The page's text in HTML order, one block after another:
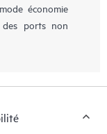
économie
des ports non